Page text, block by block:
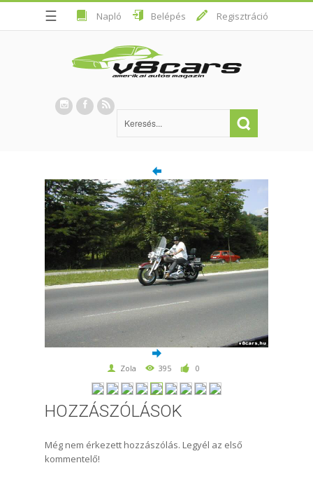
☰ Napló Belépés Regisztráció
Zola 395 0
HOZZÁSZÓLÁSOK
Még nem érkezett hozzászólás. Legyél az első
kommentelő!